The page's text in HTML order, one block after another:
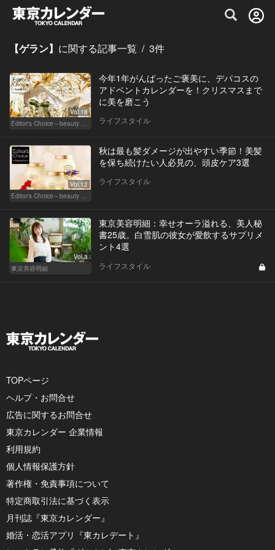
グルメ情報・プレミアムレストラン予約
【ゲラン】 に関する記事一覧 / 3件
Vol.18
Editor's Choice～beauty & wellness～
今年1年がんばったご褒美に、デパコスの
アドベントカレンダーを！クリスマスまで
に美を磨こう
ライフスタイル
Vol.12
Editor's Choice～beauty & wellness～
秋は最も髪ダメージが出やすい季節！美髪
を保ち続けたい人必見の、頭皮ケア3選
ライフスタイル
Vol.3
東京美容明細
東京美容明細：幸せオーラ溢れる、美人秘
書25歳。白雪肌の彼女が愛飲するサプリメ
ント4選
ライフスタイル
TOPページ
ヘルプ・お問合せ
広告に関するお問合せ
東京カレンダー 企業情報
利用規約
個人情報保護方針
著作権・免責事項について
特定商取引法に基づく表示
月刊誌『東京カレンダー』
婚活・恋活アプリ『東カレデート』